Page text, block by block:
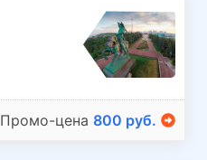
Промо-цена 800 руб.